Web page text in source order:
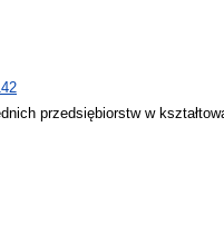
przedsiębiorstw w